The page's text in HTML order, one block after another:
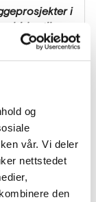
og
vår. Vi deler
nettstedet
den
i
bidra til
om
ønsker i
tenker om
og
bedrifter